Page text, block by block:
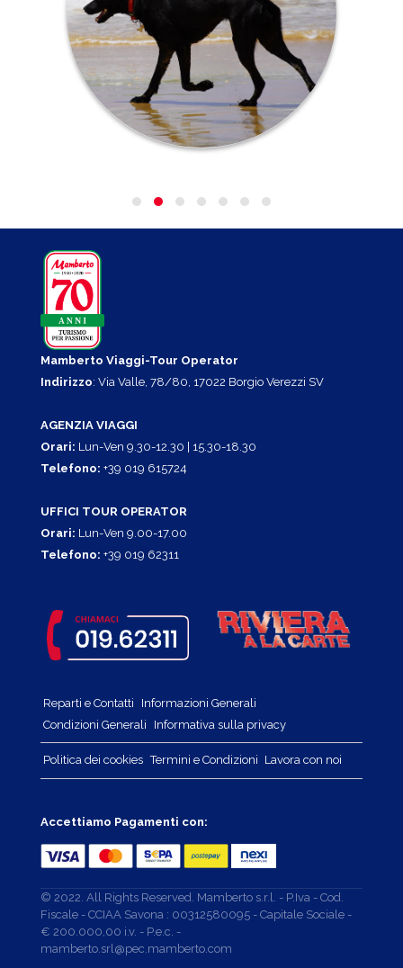
Mamberto Viaggi-Tour Operator
Indirizzo: Via Valle, 78/80, 17022 Borgio Verezzi SV
AGENZIA VIAGGI
Orari: Lun-Ven 9.30-12.30 | 15.30-18.30
Telefono: +39 019 615724
UFFICI TOUR OPERATOR
Orari: Lun-Ven 9.00-17.00
Telefono: +39 019 62311
Reparti e Contatti
Informazioni Generali
Condizioni Generali
Informativa sulla privacy
Politica dei cookies Termini e Condizioni Lavora con noi
Accettiamo Pagamenti con:
© 2022. All Rights Reserved. Mamberto s.r.l. - P.Iva - Cod.
Fiscale - CCIAA Savona : 00312580095 - Capitale Sociale -
€ 200.000,00 i.v. - P.e.c. -
mamberto.srl@pec.mamberto.com